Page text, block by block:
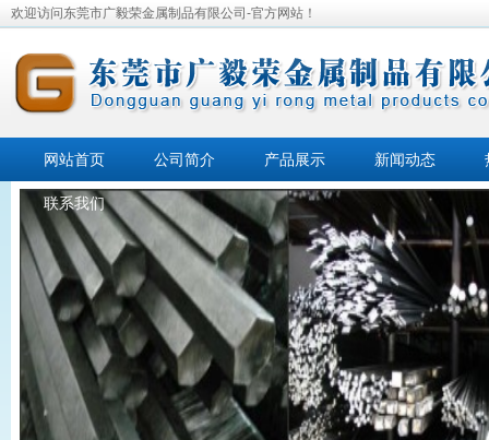
欢迎访问东莞市广毅荣金属制品有限公司-官方网站！
网站首页 公司简介 产品展示 新闻动态
联系我们